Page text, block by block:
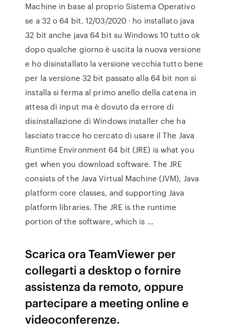
Machine in base al proprio Sistema Operativo
se a 32 o 64 bit. 12/03/2020 · ho installato java
32 bit anche java 64 bit su Windows 10 tutto ok
dopo qualche giorno è uscita la nuova versione
e ho disinstallato la versione vecchia tutto bene
per la versione 32 bit passato alla 64 bit non si
installa si ferma al primo anello della catena in
attesa di input ma è dovuto da errore di
disinstallazione di Windows installer che ha
lasciato tracce ho cercato di usare il The Java
Runtime Environment 64 bit (JRE) is what you
get when you download software. The JRE
consists of the Java Virtual Machine (JVM), Java
platform core classes, and supporting Java
platform libraries. The JRE is the runtime
portion of the software, which is …
Scarica ora TeamViewer per
collegarti a desktop o fornire
assistenza da remoto, oppure
partecipare a meeting online e
videoconferenze.